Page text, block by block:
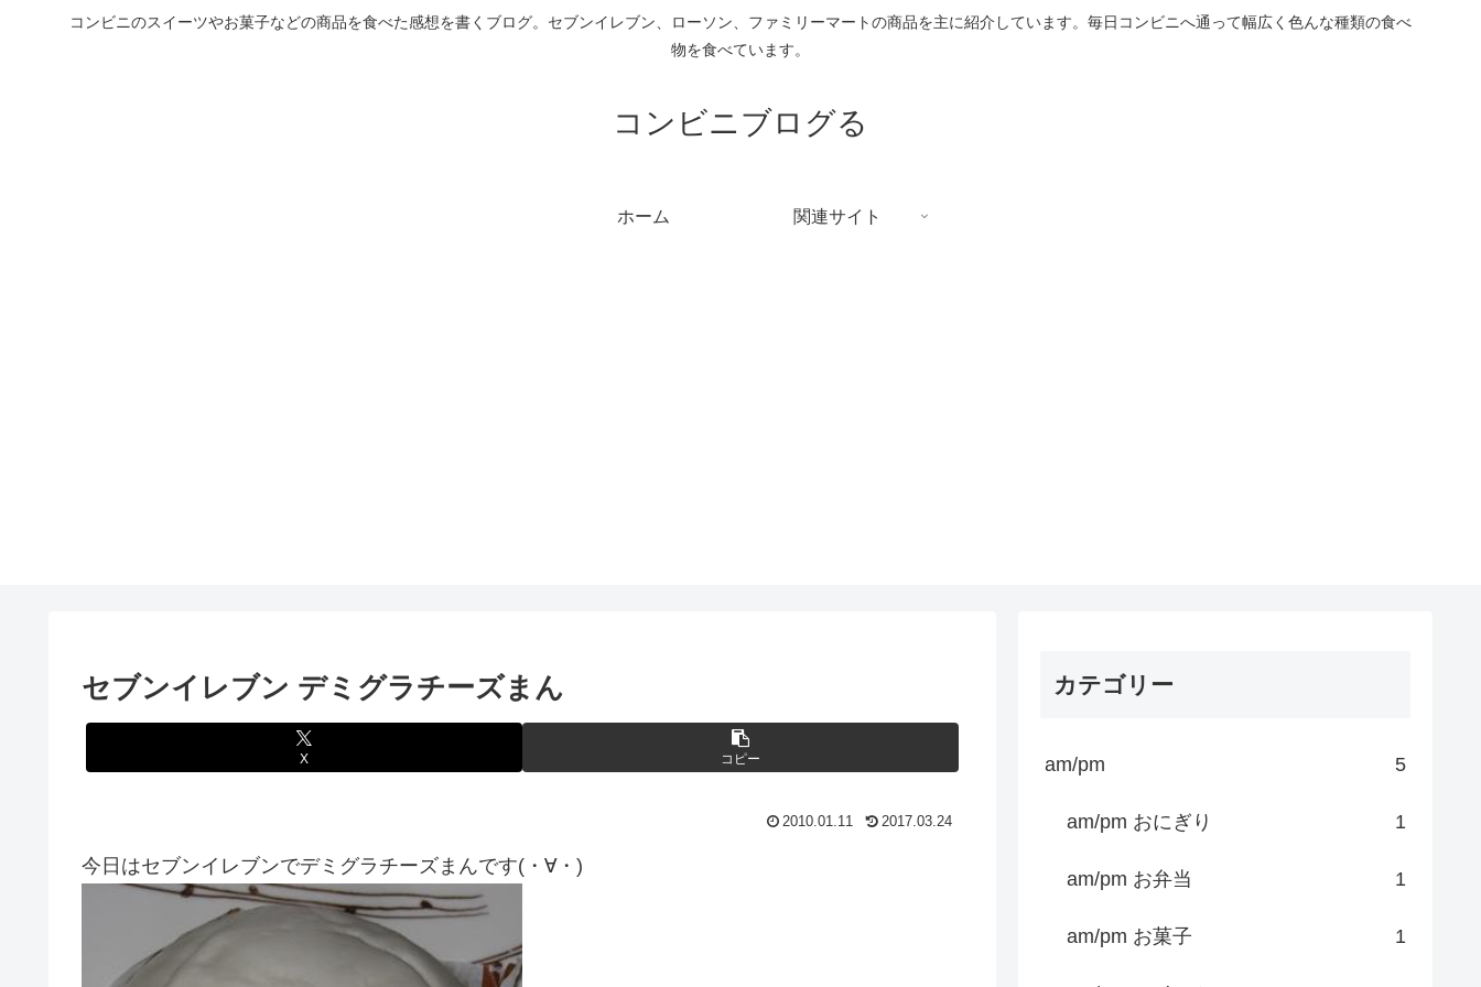
コンビニのスイーツやお菓子などの商品を食べた感想を書くブログ。セブンイレブン、ローソン、ファミリーマートの商品を主に紹介しています。毎日コンビニへ通って幅広く色んな種類の食べ
物を食べています。
コンビニブログる
ホーム 関連サイト
セブンイレブン デミグラチーズまん
X コピー
2010.01.11 2017.03.24
今日はセブンイレブンでデミグラチーズまんです(・∀・)
カテゴリー
am/pm 5
am/pm おにぎり 1
am/pm お弁当 1
am/pm お菓子 1